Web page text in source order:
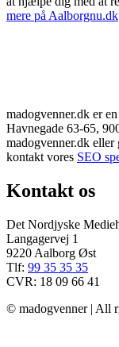
mere på Aalborgnu.dk
madogvenner.dk er
Havnegade 63-65,
madogvenner.dk
kontakt vores SEO
Kontakt os
Det Nordjyske
Langagervej 1
9220 Aalborg Øst
Tlf: 99 35 35 35
CVR: 18 09 66 41
© madogvenner | All